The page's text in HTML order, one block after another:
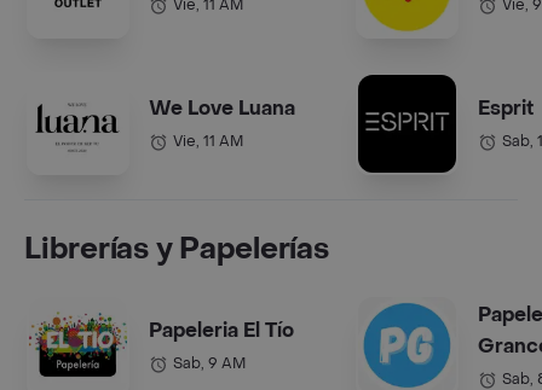
Vie, 11 AM
We Love Luana
Vie, 11 AM
Vie,
Esprit
Sab,
Librerías y Papelerías
Papeleria El Tío
Sab, 9 AM
Sab,